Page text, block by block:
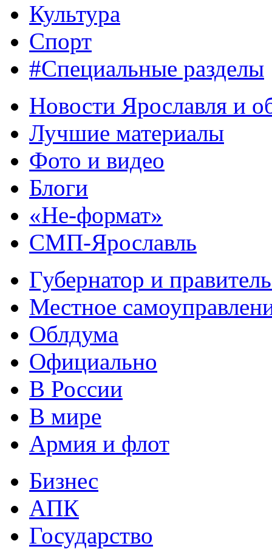
Культура
Спорт
#Специальные разделы
Новости Ярославля и
Лучшие материалы
Фото и видео
Блоги
«Не-формат»
СМП-Ярославль
Губернатор и
Местное
Облдума
Официально
В России
В мире
Армия и флот
Бизнес
АПК
Государство